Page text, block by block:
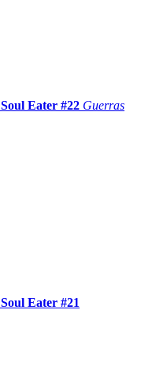
Soul Eater #22 Guerras
Soul Eater #21